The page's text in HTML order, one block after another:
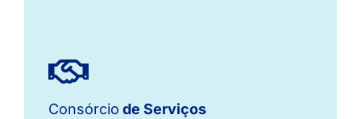
Consórcio de Serviços